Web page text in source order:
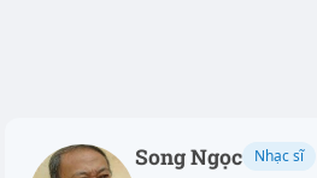
Song Ngọc Nhạc sĩ